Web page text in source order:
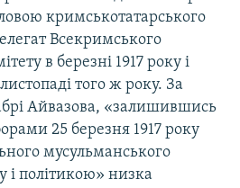
кримськотатарського
Всекримського
в березні 1917 року і
того ж року. За
Айвазова, «залишившись
25 березня 1917 року
мусульманського
і політикою» низка